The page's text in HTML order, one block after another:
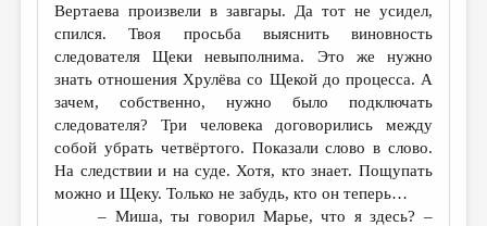
Вертаева произвели в завгары. Да тот не усидел,
спился. Твоя просьба выяснить виновность
следователя Щеки невыполнима. Это же нужно
знать отношения Хрулёва со Щекой до процесса. А
зачем, собственно, нужно было подключать
следователя? Три человека договорились между
собой убрать четвёртого. Показали слово в слово.
На следствии и на суде. Хотя, кто знает. Пощупать
можно и Щеку. Только не забудь, кто он теперь…
– Миша, ты говорил Марье, что я здесь? –